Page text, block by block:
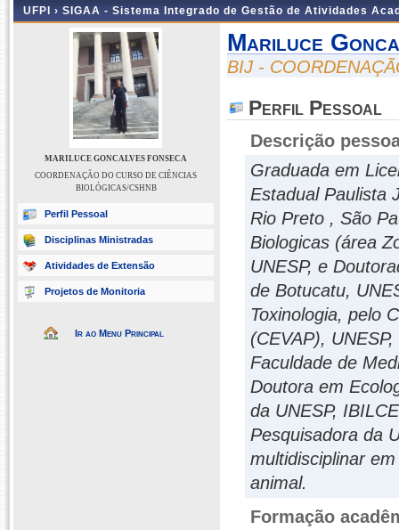
UFPI › SIGAA - Sistema Integrado de Gestão de Atividades
MARILUCE GONCALVES FONSECA
COORDENAÇÃO DO CURSO DE CIÊNCIAS
BIOLÓGICAS/CSHNB
Perfil Pessoal
Disciplinas Ministradas
Atividades de Extensão
Projetos de Monitoria
Ir ao Menu Principal
Mariluce
BIJ -
Perfil Pessoal
Descrição
Graduada em
Estadual Paulista
Rio Preto , São
Biologicas (área
UNESP, e
de Botucatu,
Toxinologia, pelo
(CEVAP),
Faculdade de
Doutora em
da UNESP,
Pesquisadora da
multidisciplinar
animal.
Formação